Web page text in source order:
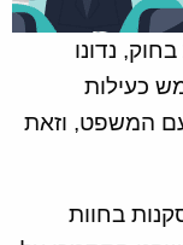
נדונו
כעילות
המשפט, וזאת
בחוות